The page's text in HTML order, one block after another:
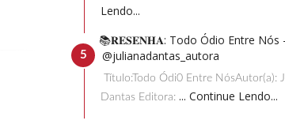
Lendo...
📚𝐑𝐄𝐒𝐄𝐍𝐇𝐀: Todo Ódio Entre Nós
@julianadantas_autora
Título:Todo Ódi0 Entre NósAutor(a):
Dantas Editora: ... Continue Lendo...